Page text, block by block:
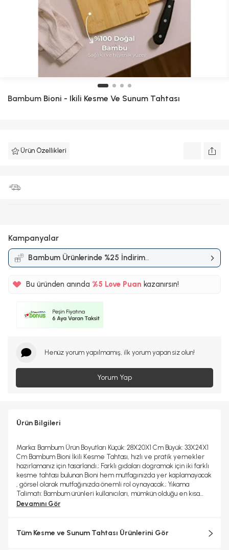
Bambum Bioni - Ikili Kesme Ve Sunum Tahtası
Ürün Özellikleri
Kampanyalar
Bambum Ürünlerinde %25 İndirim
Kampanyası
Bu üründen anında %5
23TL
Love Puan kazanırsın!
Henüz yorum yapılmamış, ilk yorum yapan siz olun!
Yorum Yap
Ürün Bilgileri
Marka: Bambum Ürün Boyutları Küçük: 28X20X1 Cm Büyük: 33X24X1
Cm Bambum Bioni İkili Kesme Tahtası, hızlı ve pratik yemekler
hazırlamanız için tasarlandı.; Farklı gıdaları dogramak için iki farklı
kesme tahtası bulunan Bioni hem mutfagınızda yer kaplamayacak
, görsel olarak mutfağınızda önemli rol oynayacak.; Yıkama
Talimatı: Bambum ürünleri kullanıcıları, mümkün olduğu en kısa
süre içerisinde ürünlerini yıkamalıdır.; Uzun süre kirli kalması,
edilir.; Yıkama esnasında kaynar su, çamaşır suyu ve diğer aktif
Devamını Gör
Tüm Kesme ve Sunum Tahtası Ürünlerini Gör